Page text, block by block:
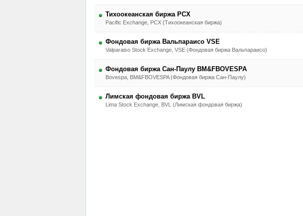
Тихоокеанская биржа PCX
Pacific Exchange, PCX (Тихоокеанская биржа)
Фондовая биржа Вальпараисо VSE
Valparaiso Stock Exchange, VSE (Фондовая биржа Вальпараисо)
Фондовая биржа Сан-Паулу BM&FBOVESPA
Bovespa, BM&FBOVESPA (Фондовая биржа Сан-Паулу)
Лимская фондовая биржа BVL
Lima Stock Exchange, BVL (Лимская фондовая биржа)